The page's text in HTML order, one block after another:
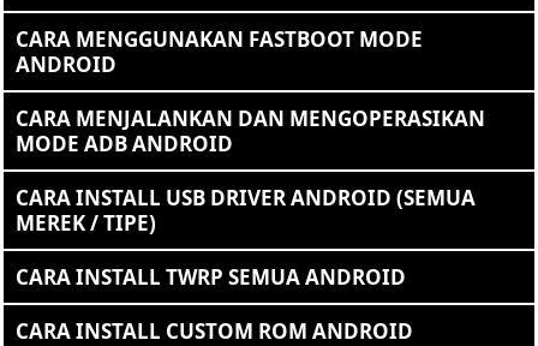
CARA MENGGUNAKAN FASTBOOT MODE
ANDROID
CARA MENJALANKAN DAN MENGOPERASIKAN
MODE ADB ANDROID
CARA INSTALL USB DRIVER ANDROID (SEMUA
MEREK / TIPE)
CARA INSTALL TWRP SEMUA ANDROID
CARA INSTALL CUSTOM ROM ANDROID